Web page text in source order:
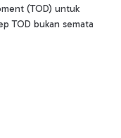
(TOD) untuk
TOD bukan semata